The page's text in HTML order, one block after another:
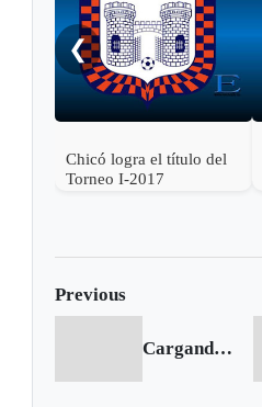
❮
Chicó logra el título del
Torneo I-2017
Previous
Cargando anterior...